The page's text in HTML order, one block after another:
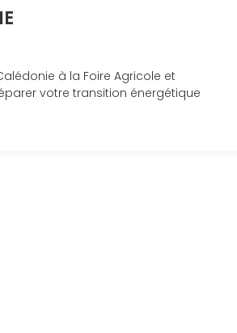
à la Foire Agricole et
votre transition énergétique